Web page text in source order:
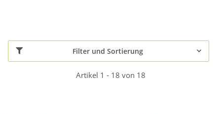
Filter und Sortierung
Artikel 1 - 18 von 18